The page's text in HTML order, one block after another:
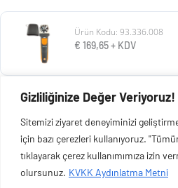
Gizliliğinize Değer Veriyoruz!
Sitemizi ziyaret deneyiminizi
için bazı çerezleri kullanıyoruz.
tıklayarak çerez kullanımımıza izin
olursunuz. KVKK Aydınlatma Metni
Ürün Kodu: 93.336.008
€ 169,65+ KDV
€660,42+ KDV